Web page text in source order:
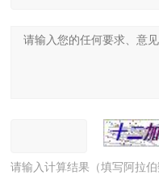
请输入计算结果（填写阿拉